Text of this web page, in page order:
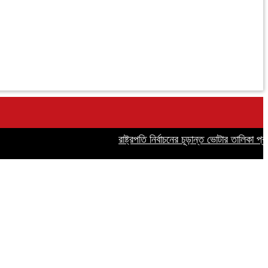
রাষ্ট্রপতি নির্বাচনের চূড়ান্ত ভোটার তালিকা প্রকাশ